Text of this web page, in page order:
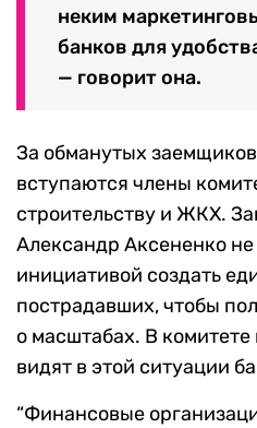
неким
банков для
— говорит она.
За обманутых
вступаются члены
строительству и ЖКХ.
Александр Аксененко
инициативой создать
пострадавших, чтобы
о масштабах. В
видят в этой ситуации
“Финансовые